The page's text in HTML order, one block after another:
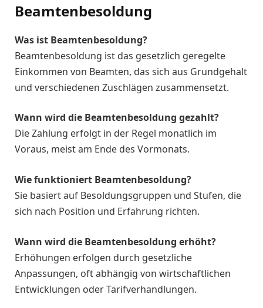
Beamtenbesoldung
Was ist Beamtenbesoldung?
Beamtenbesoldung ist das gesetzlich geregelte
Einkommen von Beamten, das sich aus Grundgehalt
und verschiedenen Zuschlägen zusammensetzt.
Wann wird die Beamtenbesoldung gezahlt?
Die Zahlung erfolgt in der Regel monatlich im
Voraus, meist am Ende des Vormonats.
Wie funktioniert Beamtenbesoldung?
Sie basiert auf Besoldungsgruppen und Stufen, die
sich nach Position und Erfahrung richten.
Wann wird die Beamtenbesoldung erhöht?
Erhöhungen erfolgen durch gesetzliche
Anpassungen, oft abhängig von wirtschaftlichen
Entwicklungen oder Tarifverhandlungen.